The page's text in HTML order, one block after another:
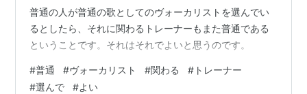
普通の人が普通の歌としてのヴォーカリストを選んでい
るとしたら、それに関わるトレーナーもまた普通である
ということです。それはそれでよいと思うのです。
#普通 #ヴォーカリスト #関わる # トレーナー
#選んで #よい